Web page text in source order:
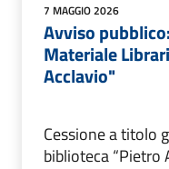
7 MAGGIO 2026
Avviso
Materiale
Acclavio"
Cessione a titolo
biblioteca “Pietro